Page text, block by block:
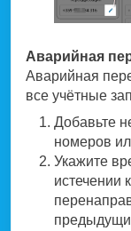
Аварийная
Аварийная
все учётные
Добавьте
номеров
Укажите
истечении